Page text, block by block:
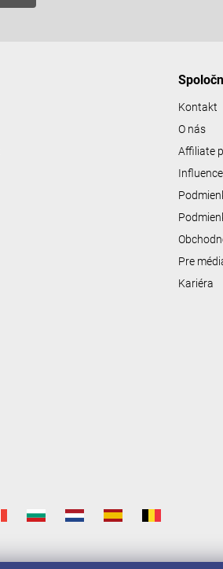
Kontakt
O nás
Affiliate
Pre
Kariéra